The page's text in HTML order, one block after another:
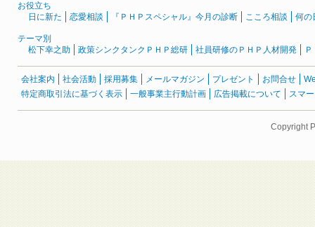
お役立ち
日に新た
恋愛相談 『ＰＨＰスペシャル』今月の診断 こころ相談 何の
テーマ別
松下幸之助
政策シンクタンクＰＨＰ総研 社員研修のＰＨＰ人材開発
会社案内 社会活動 採用募集 メールマガジン プレゼント お問合せ
特定商取引法に基づく表示
一般事業主行動計画 広告掲載について スマ
Copyright